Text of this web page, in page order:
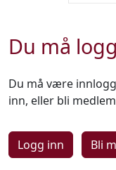
Du må
Du må være
inn, eller bli
Logg inn